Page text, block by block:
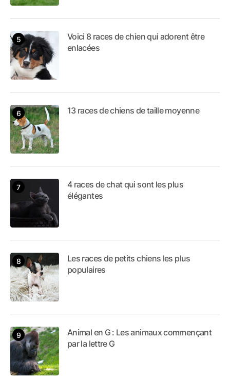
Voici 8 races de chien qui adorent être
enlacées
13 races de chiens de taille moyenne
4 races de chat qui sont les plus
élégantes
Les races de petits chiens les plus
populaires
Animal en G : Les animaux commençant
par la lettre G